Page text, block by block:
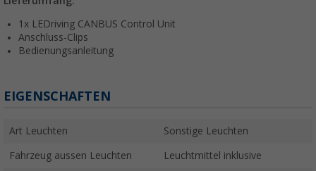
1x LEDriving CANBUS Control Unit
Anschluss-Clips
Bedienungsanleitung
EIGENSCHAFTEN
Art Leuchten Sonstige Leuchten
Fahrzeug aussen Leuchten Leuchtmittel inklusive